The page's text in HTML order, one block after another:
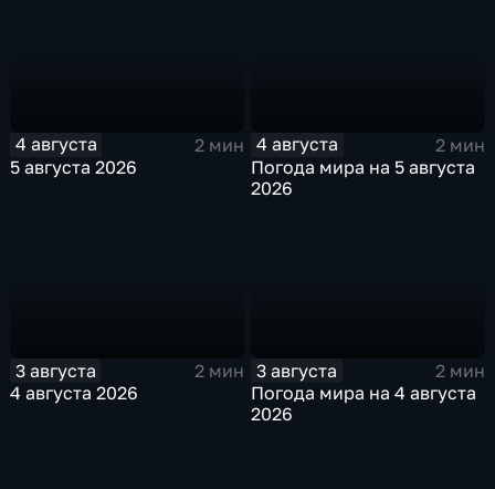
4 августа
2 мин
5 августа 2026
4 августа
2 мин
Погода мира на 5 августа
2026
3 августа
2 мин
4 августа 2026
3 августа
2 мин
Погода мира на 4 августа
2026